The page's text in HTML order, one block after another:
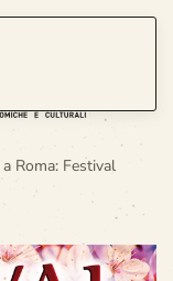
Roma: Festival